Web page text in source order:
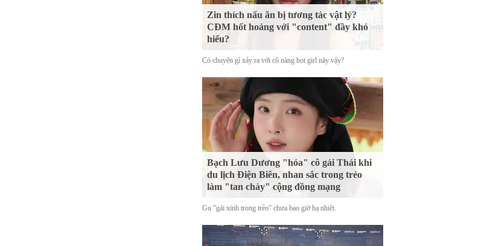
Zin thích nấu ăn bị tương tác vật lý?
CĐM hốt hoảng với "content" đầy khó
hiểu?
Có chuyện gì xảy ra với cô nàng hot girl này vậy?
Bạch Lưu Dương "hóa" cô gái Thái khi
du lịch Điện Biên, nhan sắc trong trẻo
làm "tan chảy" cộng đồng mạng
Gu "gái xinh trong trẻo" chưa bao giờ hạ nhiệt.